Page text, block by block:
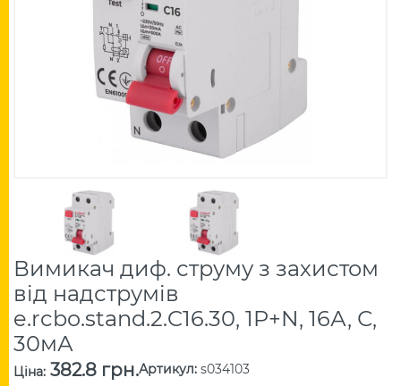
Вимикач диф. струму з захистом
від надструмів
e.rcbo.stand.2.C16.30, 1P+N, 16А, С,
30мА
Ціна: 382.8 грн.Артикул: s034103